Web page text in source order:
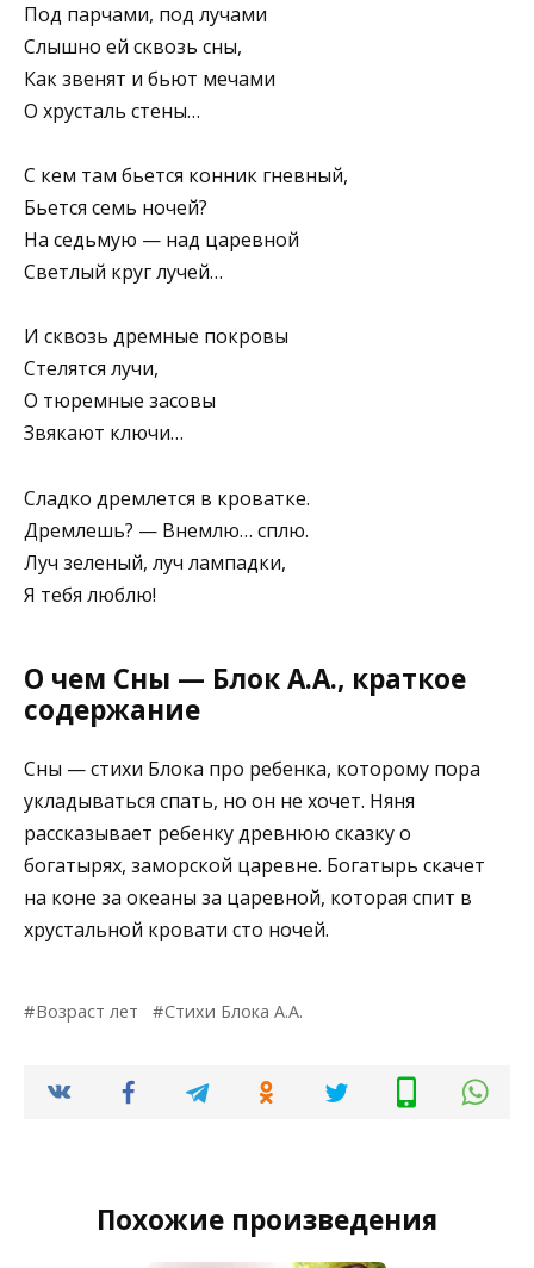
Под парчами, под лучами
Слышно ей сквозь сны,
Как звенят и бьют мечами
О хрусталь стены…
С кем там бьется конник гневный,
Бьется семь ночей?
На седьмую — над царевной
Светлый круг лучей…
И сквозь дремные покровы
Стелятся лучи,
О тюремные засовы
Звякают ключи…
Сладко дремлется в кроватке.
Дремлешь? — Внемлю… сплю.
Луч зеленый, луч лампадки,
Я тебя люблю!
О чем Сны — Блок А.А., краткое
содержание
Сны — стихи Блока про ребенка, которому пора
укладываться спать, но он не хочет. Няня
рассказывает ребенку древнюю сказку о
богатырях, заморской царевне. Богатырь скачет
на коне за океаны за царевной, которая спит в
хрустальной кровати сто ночей.
Возраст лет Стихи Блока А.А.
Похожие произведения